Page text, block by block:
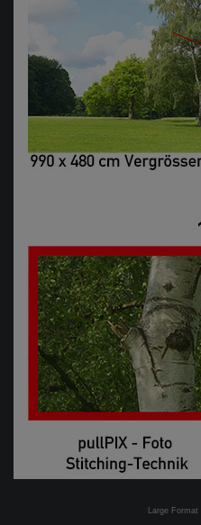
Large Format